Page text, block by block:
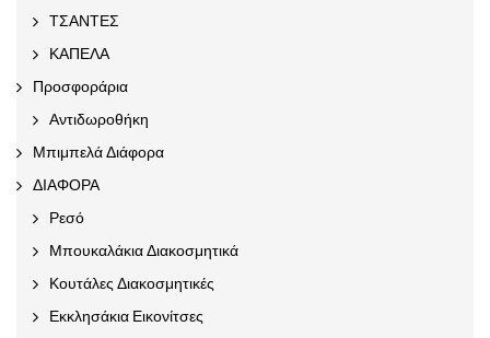
ΤΣΑΝΤΕΣ
ΚΑΠΕΛΑ
Προσφοράρια
Αντιδωροθήκη
Μπιμπελά Διάφορα
ΔΙΑΦΟΡΑ
Ρεσό
Μπουκαλάκια Διακοσμητικά
Κουτάλες Διακοσμητικές
Εκκλησάκια Εικονίτσες